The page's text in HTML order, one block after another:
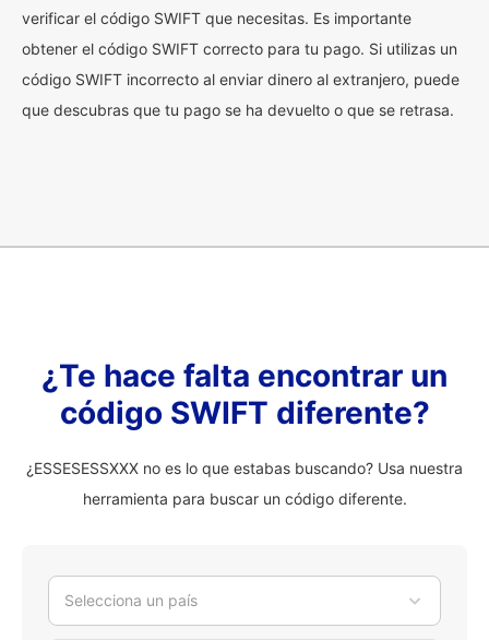
verificar el código SWIFT que necesitas. Es importante
obtener el código SWIFT correcto para tu pago. Si utilizas un
código SWIFT incorrecto al enviar dinero al extranjero, puede
que descubras que tu pago se ha devuelto o que se retrasa.
¿Te hace falta encontrar un
código SWIFT diferente?
¿ESSESESSXXX no es lo que estabas buscando? Usa nuestra
herramienta para buscar un código diferente.
Selecciona un país